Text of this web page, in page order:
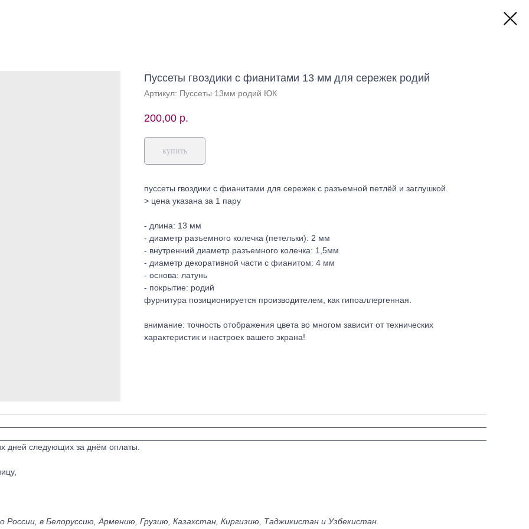
Пуссеты гвоздики с фианитами 13 мм для сережек родий
Артикул: Пуссеты 13мм родий ЮК
200,00 р.
купить
пуссеты гвоздики с фианитами для сережек с разъемной петлёй и заглушкой.
> цена указана за 1 пару
- длина: 13 мм
- диаметр разъемного колечка (петельки): 2 мм
- внутренний диаметр разъемного колечка: 1,5мм
- диаметр декоративной части с фианитом: 4 мм
- основа: латунь
- покрытие: родий
фурнитура позиционируется производителем, как гипоаллергенная.
внимание: точность отображения цвета во многом зависит от технических
характеристик и настроек вашего экрана!
дней следующих за днём оплаты.
в Белоруссию, Армению, Грузию, Казахстан, Киргизию, Таджикистан и Узбекистан.